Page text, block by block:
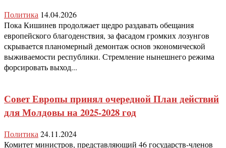
Политика 14.04.2026
Пока Кишинев продолжает щедро раздавать обещания
европейского благоденствия, за фасадом громких лозунгов
скрывается планомерный демонтаж основ экономической
выживаемости республики. Стремление нынешнего режима
форсировать выход...
Совет Европы принял очередной План действий
для Молдовы на 2025-2028 год
Политика 24.11.2024
Комитет министров, представляющий 46 государств-членов